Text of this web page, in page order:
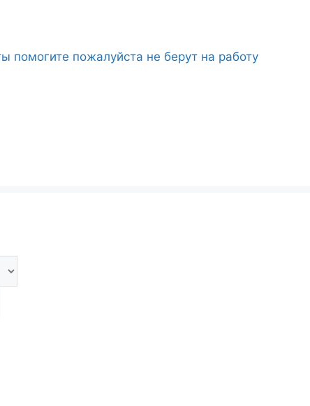
помогите пожалуйста не берут на работу